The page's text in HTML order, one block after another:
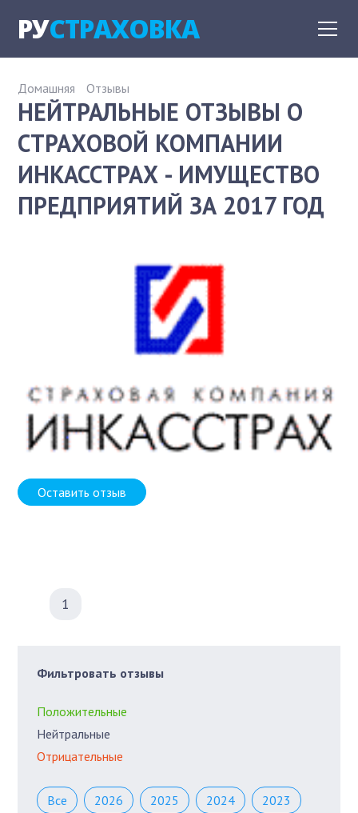
РУСТРАХОВКА
Домашняя Отзывы
НЕЙТРАЛЬНЫЕ ОТЗЫВЫ О
СТРАХОВОЙ КОМПАНИИ
ИНКАССТРАХ - ИМУЩЕСТВО
ПРЕДПРИЯТИЙ ЗА 2017 ГОД
Оставить отзыв
1
Фильтровать отзывы
Положительные
Нейтральные
Отрицательные
Все 2026 2025 2024 2023